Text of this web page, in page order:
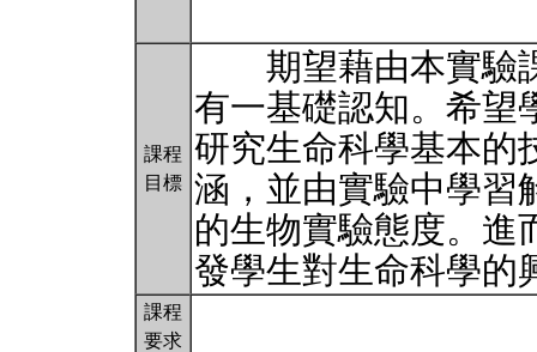
課程
目標
期望藉由本實驗課
有一基礎認知。希望
研究生命科學基本的
涵，並由實驗中學習
的生物實驗態度。進
發學生對生命科學的
課程
要求